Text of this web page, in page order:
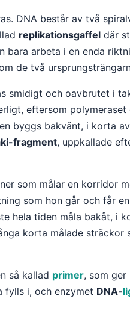
DNA består av två
replikationsgaffel där
bara arbeta i en enda
de två
smidigt och oavbrutet i
eftersom
byggs bakvänt, i korta
fragment, uppkallade
som målar en korridor
som hon går och får
hela tiden måla bakåt, i
korta målade sträckor
så kallad primer, som
fylls i, och enzymet DNA-